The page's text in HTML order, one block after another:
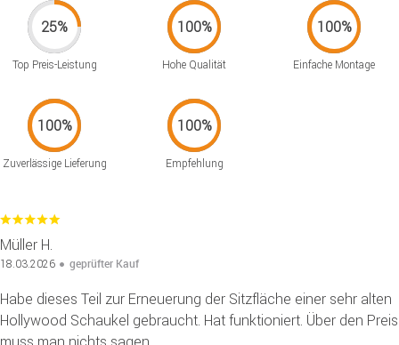
Top Preis-Leistung Hohe Qualität Einfache Montage
Zuverlässige Lieferung Empfehlung
Müller H.
18.03.2026 geprüfter Kauf
Habe dieses Teil zur Erneuerung der Sitzfläche einer sehr alten
Hollywood Schaukel gebraucht. Hat funktioniert. Über den Preis
muss man nichts sagen.